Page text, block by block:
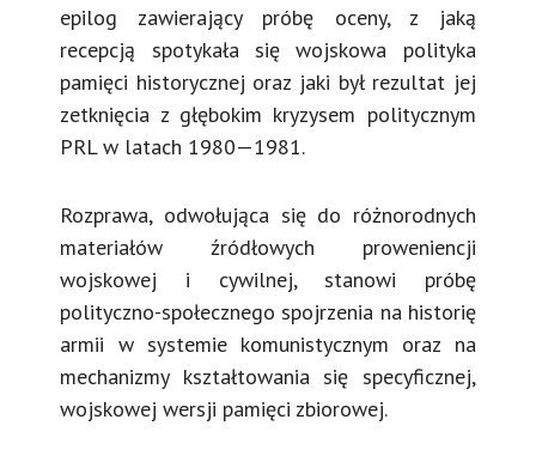
epilog zawierający próbę oceny, z jaką
recepcją spotykała się wojskowa polityka
pamięci historycznej oraz jaki był rezultat jej
zetknięcia z głębokim kryzysem politycznym
PRL w latach 1980—1981.
Rozprawa, odwołująca się do różnorodnych
materiałów źródłowych proweniencji
wojskowej i cywilnej, stanowi próbę
polityczno-społecznego spojrzenia na historię
armii w systemie komunistycznym oraz na
mechanizmy kształtowania się specyficznej,
wojskowej wersji pamięci zbiorowej.